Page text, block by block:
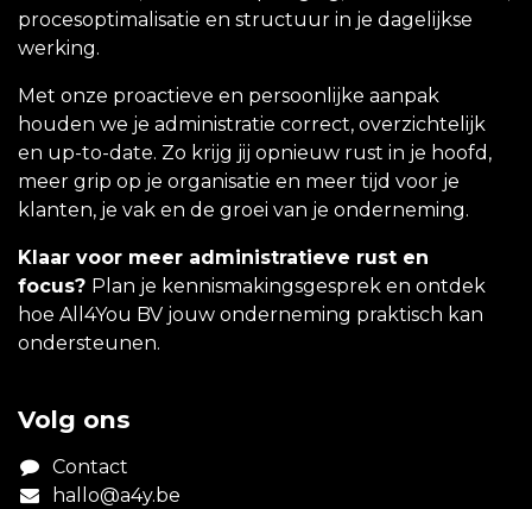
procesoptimalisatie en structuur in je dagelijkse
werking.
Met onze proactieve en persoonlijke aanpak
houden we je administratie correct, overzichtelijk
en up-to-date. Zo krijg jij opnieuw rust in je hoofd,
meer grip op je organisatie en meer tijd voor je
klanten, je vak en de groei van je onderneming.
Klaar voor meer administratieve rust en
focus? Plan je kennismakingsgesprek en ontdek
hoe All4You BV jouw onderneming praktisch kan
ondersteunen.
Volg ons
Contact
hallo@a4y.be